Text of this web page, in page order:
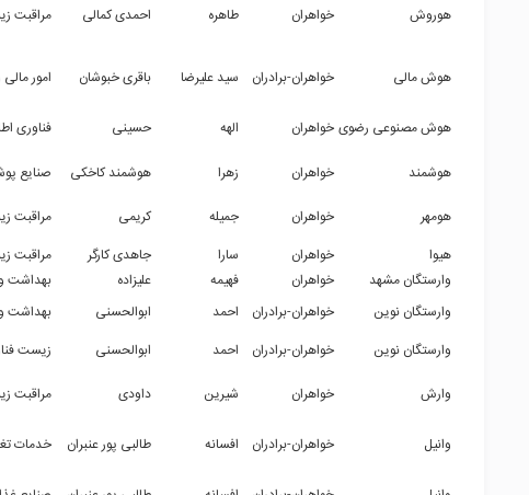
هوروش خواهران طاهره احمدی کمالی مراقبت
هوش مالی خواهران-برادران سید علیرضا باقری خبوشان امور مالی
هوش مصنوعی رضوی خواهران الهه حسینی فناوری
هوشمند خواهران زهرا هوشمند کاخکی صنایع
هومهر
خواهران جمیله کریمی مراقبت
هیوا
خواهران سارا جاهدی کارگر مراقبت
وارستگان مشهد
خواهران فهیمه علیزاده بهداشت
وارستگان نوین
خواهران-برادران احمد ابوالحسنی بهداشت
وارستگان نوین
خواهران-برادران احمد ابوالحسنی زیست
وارش
خواهران شیرین داودی مراقبت
وانیل خواهران-برادران افسانه طالبی پور عنبران خدمات